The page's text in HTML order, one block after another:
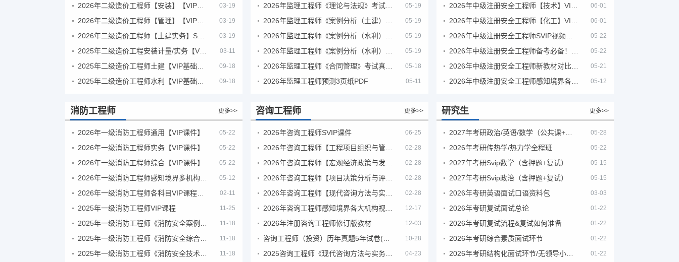
03-19
03-19
03-19
03-11
09-18
09-18
05-19
05-19
05-19
05-19
05-18
2026年监理工程师预测3页纸PDF 05-11
06-01
06-01
2026年中级注册安全工程师SVIP视频课程 05-22
05-22
05-21
2026年中级注册安全工程师感知境界各大机构课程 05-12
消防工程师 更多>>
2026年一级消防工程师通用【VIP课件】 05-22
2026年一级消防工程师实务【VIP课件】 05-22
2026年一级消防工程师综合【VIP课件】 05-22
05-12
02-11
2025年一级消防工程师VIP课程 11-25
11-18
11-18
11-18
咨询工程师 更多>>
2026年咨询工程师SVIP课件 06-25
02-28
02-28
02-28
02-28
12-17
2026年注册咨询工程师修订版教材 12-03
10-28
04-23
研究生 更多>>
2027年考研政治/英语/数学（公共课+专业课） 05-28
2026年考研传热学/热力学全程班 05-22
2027年考研Svip数学（含押题+复试） 05-15
2027年考研Svip政治（含押题+复试） 05-15
2026年考研英语面试口语资料包 03-03
2026年考研复试面试总论 01-22
2026年考研复试流程&复试如何准备 01-22
2026年考研综合素质面试环节 01-22
2026年考研结构化面试环节/无领导小组面试环节/面试技巧及简历书写 01-22